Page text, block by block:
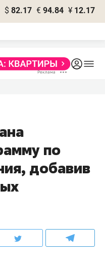
$ 82.17 € 94.84 ¥ 12.17
по
добавив